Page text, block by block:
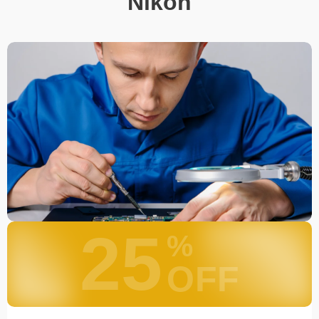
При необходимости клиент может воспользоваться услугой
Какие предоставляются
гарантии
Каждому клиенту предоставляется гарантия сервиса, которая
распространяется на все виды ремонта, а также на все
используемые запчасти. Гарантия включает в себя срочную
обработку гарантийных случаев и постгарантийное обслуживание.
При гарантийном случае наш сервис установит новые запчасти и
обновит программное обеспечение совершенно бесплатно. Более
подробную информацию можно получить в разделе Гарантии.
Наличие запчастей и их
качество
Компания располагает собственными складами для получения
качественные аналоги). Клиенты нашего сервиса не ожидают
25 %
OFF